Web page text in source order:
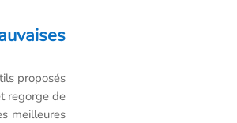
proposés
regorge de
meilleures